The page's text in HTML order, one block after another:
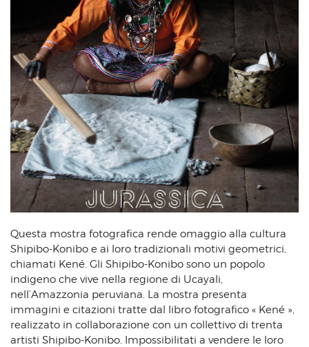
Questa mostra fotografica rende omaggio alla cultura
Shipibo-Konibo e ai loro tradizionali motivi geometrici,
chiamati Kené. Gli Shipibo-Konibo sono un popolo
indigeno che vive nella regione di Ucayali,
nell’Amazzonia peruviana. La mostra presenta
immagini e citazioni tratte dal libro fotografico « Kené »,
realizzato in collaborazione con un collettivo di trenta
artisti Shipibo-Konibo. Impossibilitati a vendere le loro